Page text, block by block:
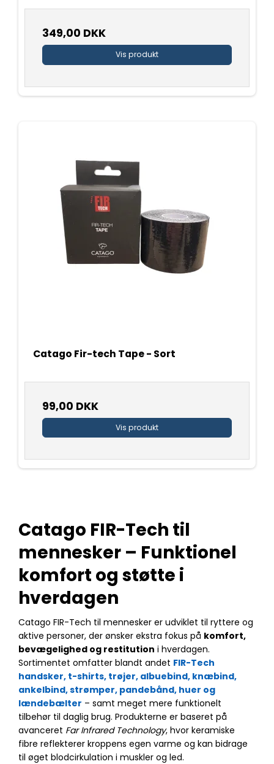
349,00 DKK
Vis produkt
Catago Fir-tech Tape - Sort
99,00 DKK
Vis produkt
Catago FIR-Tech til
mennesker – Funktionel
komfort og støtte i
hverdagen
Catago FIR-Tech til mennesker er udviklet til ryttere og
aktive personer, der ønsker ekstra fokus på komfort,
bevægelighed og restitution i hverdagen.
Sortimentet omfatter blandt andet FIR-Tech
handsker, t-shirts, trøjer, albuebind, knæbind,
ankelbind, strømper, pandebånd, huer og
lændebælter – samt meget mere funktionelt
tilbehør til daglig brug. Produkterne er baseret på
avanceret Far Infrared Technology, hvor keramiske
fibre reflekterer kroppens egen varme og kan bidrage
til øget blodcirkulation i muskler og led.